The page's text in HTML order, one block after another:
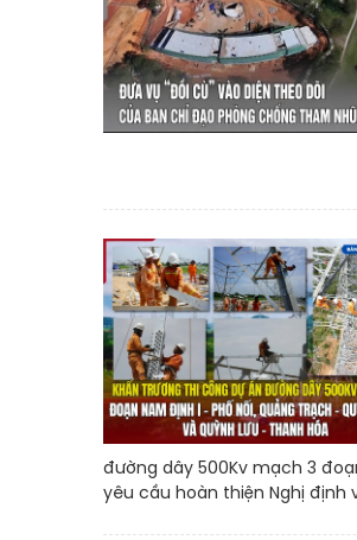
đường dây 500Kv mạch 3
yêu cầu hoàn thiện Nghị định